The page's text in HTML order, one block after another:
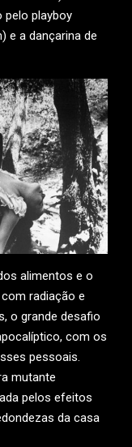
playboy
e a dançarina de
alimentos e o
radiação e
o grande desafio
com os
pessoais.
mutante
pelos efeitos
da casa